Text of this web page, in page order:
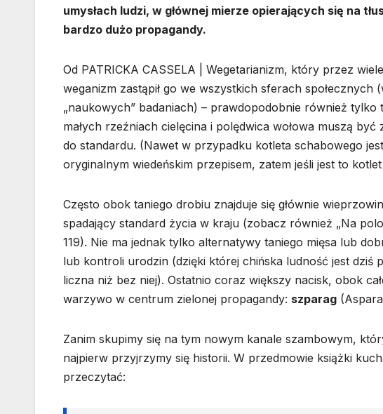
umysłach ludzi, w głównej mierze opierających się na
bardzo dużo propagandy.
Od PATRICKA CASSELA | Wegetarianizm, który przez
weganizm zastąpił go we wszystkich sferach
„naukowych” badaniach) – prawdopodobnie również
małych rzeźniach cielęcina i polędwica wołowa muszą
do standardu. (Nawet w przypadku kotleta schabowego
oryginalnym wiedeńskim przepisem, zatem jeśli jest to
Często obok taniego drobiu znajduje się głównie
spadający standard życia w kraju (zobacz również „Na
119). Nie ma jednak tylko alternatywy taniego mięsa lub
lub kontroli urodzin (dzięki której chińska ludność jest dziś
liczna niż bez niej). Ostatnio coraz większy nacisk, obok
warzywo w centrum zielonej propagandy: szparag
Zanim skupimy się na tym nowym kanale szambowym,
najpierw przyjrzymy się historii. W przedmowie książki
przeczytać: